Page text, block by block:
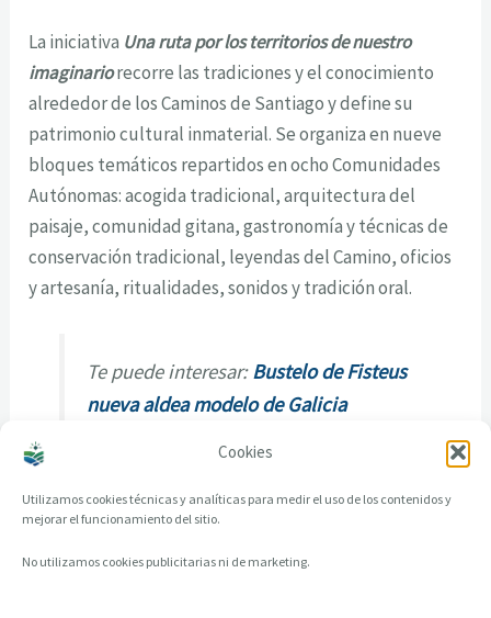
Cookies
Utilizamos cookies técnicas y analíticas para medir el uso de los contenidos y
mejorar el funcionamiento del sitio.
No utilizamos cookies publicitarias ni de marketing.
La iniciativa Una ruta por los territorios de nuestro
imaginariorecorre las tradiciones y el conocimiento
alrededor de los Caminos de Santiago y define su
patrimonio cultural inmaterial. Se organiza en nueve
bloques temáticos repartidos en ocho Comunidades
Autónomas: acogida tradicional, arquitectura del
paisaje, comunidad gitana, gastronomía y técnicas de
conservación tradicional, leyendas del Camino, oficios
y artesanía, ritualidades, sonidos y tradición oral.
Te puede interesar:Bustelo de Fisteus
nueva aldea modelo de Galicia